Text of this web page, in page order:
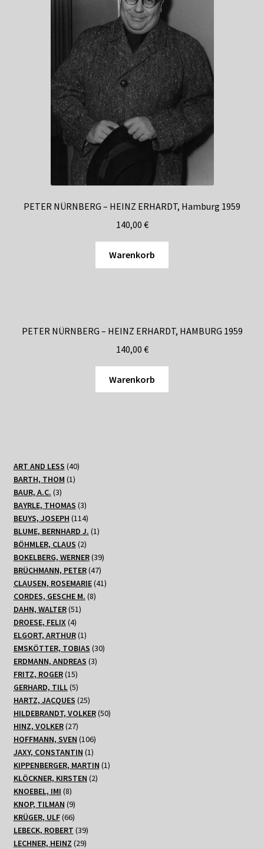
PETER NÜRNBERG – HEINZ ERHARDT, Hamburg 1959
140,00 €
Warenkorb
PETER NÜRNBERG – HEINZ ERHARDT, HAMBURG 1959
140,00 €
Warenkorb
ART AND LESS 4040
BARTH, THOM 11
BAUR, A.C. 33
Produkte
BAYRLE, THOMAS 33
Produkte
BEUYS, JOSEPH 114114
Produkte
BLUME, BERNHARD J. 11
BÖHMLER, CLAUS 22
Produkte
BOKELBERG, WERNER 3939
BRÜCHMANN, PETER 4747
Produkte
CLAUSEN, ROSEMARIE 4141
CORDES, GESCHE M. 88
DAHN, WALTER 5151
DROESE, FELIX 44
Produkte
ELGORT, ARTHUR 11
Produkt
EMSKÖTTER, TOBIAS 3030
ERDMANN, ANDREAS 33
FRITZ, ROGER 1515
Produkte
GERHARD, TILL 55
Produkte
HARTZ, JACQUES 2525
Produkte
HILDEBRANDT, VOLKER 5050
HINZ, VOLKER 2727
Produkte
HOFFMANN, SVEN 106106
Produkte
JAXY, CONSTANTIN 11
Produkt
KIPPENBERGER, MARTIN 11
KLÖCKNER, KIRSTEN 22
KNOEBEL, IMI 88
Produkte
KNOP, TILMAN 99
Produkte
KRÜGER, ULF 6666
Produkte
LEBECK, ROBERT 3939
Produkte
LECHNER, HEINZ 2929